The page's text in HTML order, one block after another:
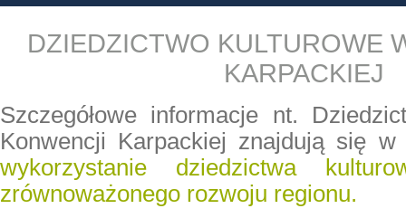
DZIEDZICTWO KULTUROWE
KARPACKIEJ
Szczegółowe informacje nt.
Konwencji Karpackiej znajdują się
wykorzystanie dziedzictwa
zrównoważonego rozwoju regionu.